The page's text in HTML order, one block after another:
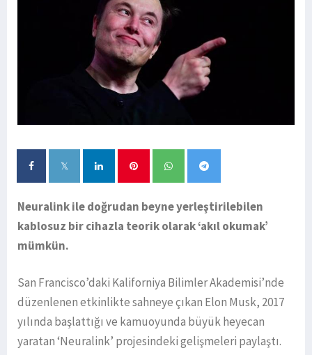
Neuralink ile doğrudan beyne yerleştirilebilen
kablosuz bir cihazla teorik olarak ‘akıl okumak’
mümkün.
San Francisco’daki Kaliforniya Bilimler Akademisi’nde
düzenlenen etkinlikte sahneye çıkan Elon Musk, 2017
yılında başlattığı ve kamuoyunda büyük heyecan
yaratan ‘Neuralink’ projesindeki gelişmeleri paylaştı.